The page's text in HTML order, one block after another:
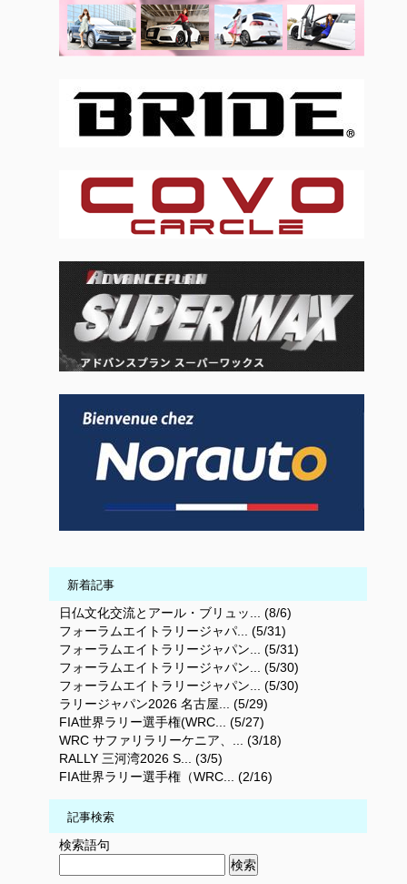
新着記事
日仏文化交流とアール・ブリュッ... (8/6)
フォーラムエイトラリージャパ... (5/31)
フォーラムエイトラリージャパン... (5/31)
フォーラムエイトラリージャパン... (5/30)
フォーラムエイトラリージャパン... (5/30)
ラリージャパン2026 名古屋... (5/29)
FIA世界ラリー選手権(WRC... (5/27)
WRC サファリラリーケニア、... (3/18)
RALLY 三河湾2026 S... (3/5)
FIA世界ラリー選手権（WRC... (2/16)
記事検索
検索語句